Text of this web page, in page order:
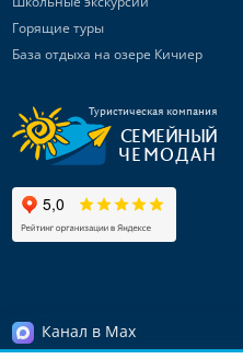
Горящие туры
База отдыха на озере Кичиер
Туристическая компания
СЕМЕЙНЫЙ
ЧЕМОДАН
Канал в Max